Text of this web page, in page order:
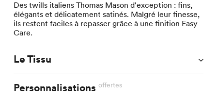
Des twills italiens Thomas Mason d'exception : fins,
élégants et délicatement satinés. Malgré leur finesse,
ils restent faciles à repasser grâce à une finition Easy
Care.
Le Tissu
Personnalisations offertes